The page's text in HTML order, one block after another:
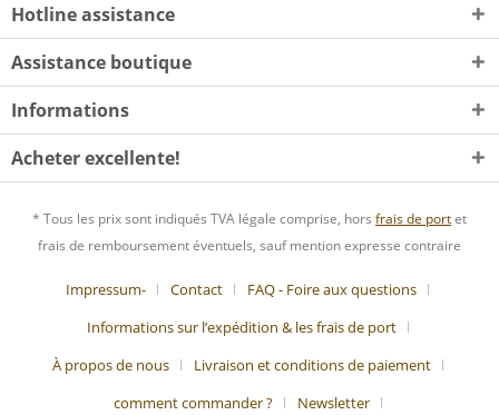
Hotline assistance
Assistance boutique
Informations
Acheter excellente!
* Tous les prix sont indiqués TVA légale comprise, hors frais de portet
frais de remboursement éventuels, sauf mention expresse contraire
Impressum- Contact
FAQ - Foire aux questions
Informations sur l’expédition & les frais de port
À propos de nous
Livraison et conditions de paiement
comment commander ?
Newsletter